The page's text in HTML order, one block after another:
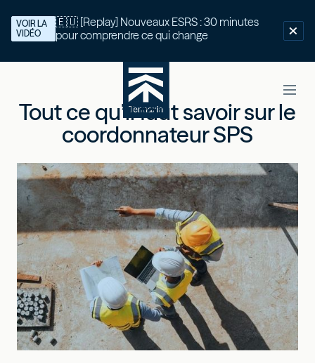
🇪🇺 [Replay] Nouveaux ESRS : 30 minutes
pour comprendre ce qui change
VOIR LA
VIDÉO
Tout ce qu’il faut savoir sur le
coordonnateur SPS